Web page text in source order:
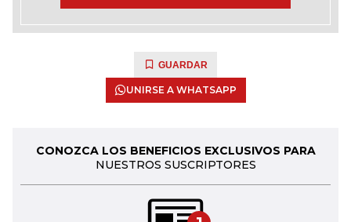
GUARDAR
UNIRSE A WHATSAPP
CONOZCA LOS BENEFICIOS EXCLUSIVOS PARA
NUESTROS SUSCRIPTORES